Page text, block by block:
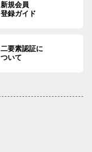
新規会員
登録ガイド
二要素認証に
ついて